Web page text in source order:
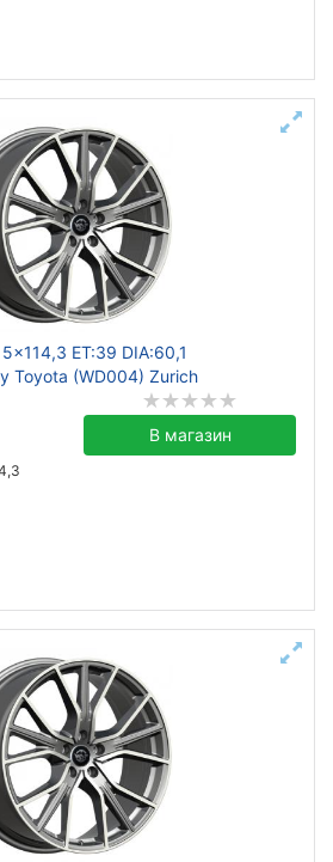
ET:39 DIA:60,1
Toyota (WD004) Zurich
В магазин